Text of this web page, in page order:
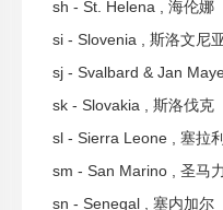
sh - St. Helena , 海伦娜
si - Slovenia , 斯洛文尼
sj - Svalbard & Jan
sk - Slovakia , 斯洛伐克
sl - Sierra Leone , 塞拉
sm - San Marino , 圣马
sn - Senegal , 塞内加尔